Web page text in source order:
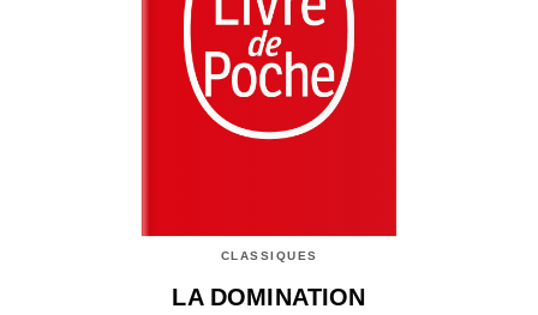
CLASSIQUES
LA DOMINATION